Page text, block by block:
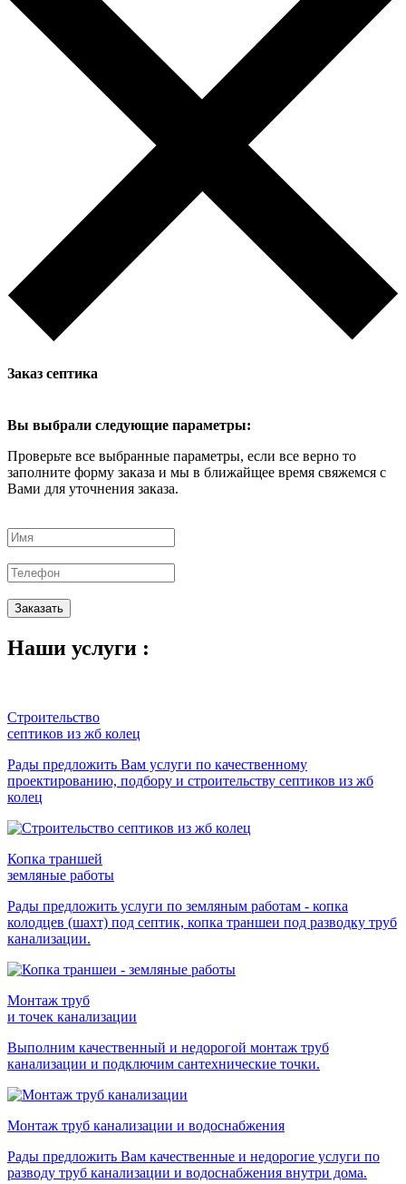
Заказ септика
Вы выбрали следующие параметры:
Проверьте все выбранные параметры, если все верно то
заполните форму заказа и мы в ближайщее время свяжемся с
Вами для уточнения заказа.
Заказать
Наши услуги :
Строительство
септиков из жб колец
Рады предложить Вам услуги по качественному
проектированию, подбору и строительству септиков из жб
колец
Копка траншей
земляные работы
Рады предложить услуги по земляным работам - копка
колодцев (шахт) под септик, копка траншеи под разводку труб
канализации.
Монтаж труб
и точек канализации
Выполним качественный и недорогой монтаж труб
канализации и подключим сантехнические точки.
Монтаж труб канализации и водоснабжения
Рады предложить Вам качественные и недорогие услуги по
разводу труб канализации и водоснабжения внутри дома.